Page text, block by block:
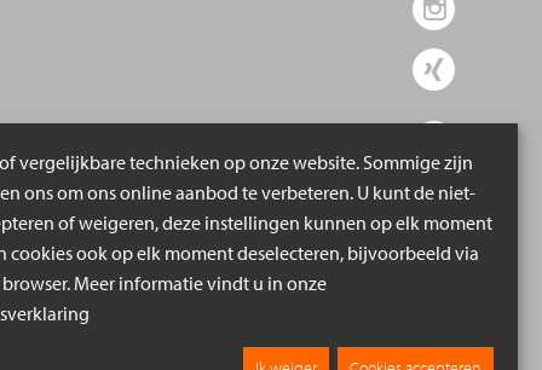
vergelijkbare technieken op onze website. Sommige zijn
ons om ons online aanbod te verbeteren. U kunt de niet-
of weigeren, deze instellingen kunnen op elk moment
cookies ook op elk moment deselecteren, bijvoorbeeld via
Meer informatie vindt u in onze